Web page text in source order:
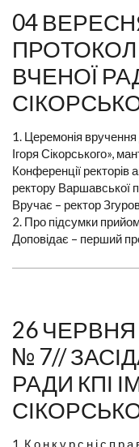
04
ПРОТОКОЛ
ВЧЕНОЇ
1. Церемонія
Ігоря Сікорського»,
Конференції
ректору Варшавської
Вручає – ректор
2. Про підсумки
Доповідає – перший
26 ЧЕРВНЯ
№ 7//
РАДИ КПІ
1. К о н к у р с н і с п р а